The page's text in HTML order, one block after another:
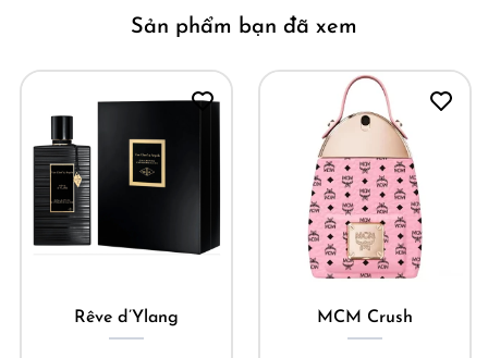
Sản phẩm bạn đã xem
Rêve d’Ylang MCM Crush